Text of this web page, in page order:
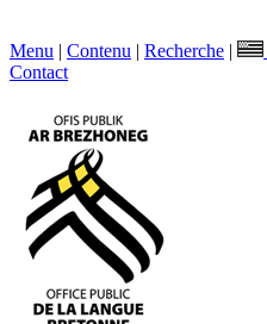
Menu | Contenu | Recherche |
Contact